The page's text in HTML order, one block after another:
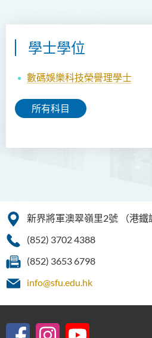
學士學位
數碼娛樂科技榮譽理學士
所有科目
新界將軍澳翠嶺里2號
（港
(852) 3702 4388
(852) 3653 6798
info@sfu.edu.hk